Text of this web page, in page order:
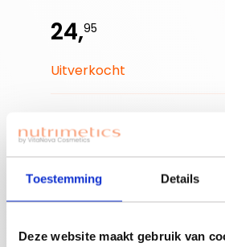
Toestemming Details
Deze website maakt gebruik van
24,95
Uitverkocht